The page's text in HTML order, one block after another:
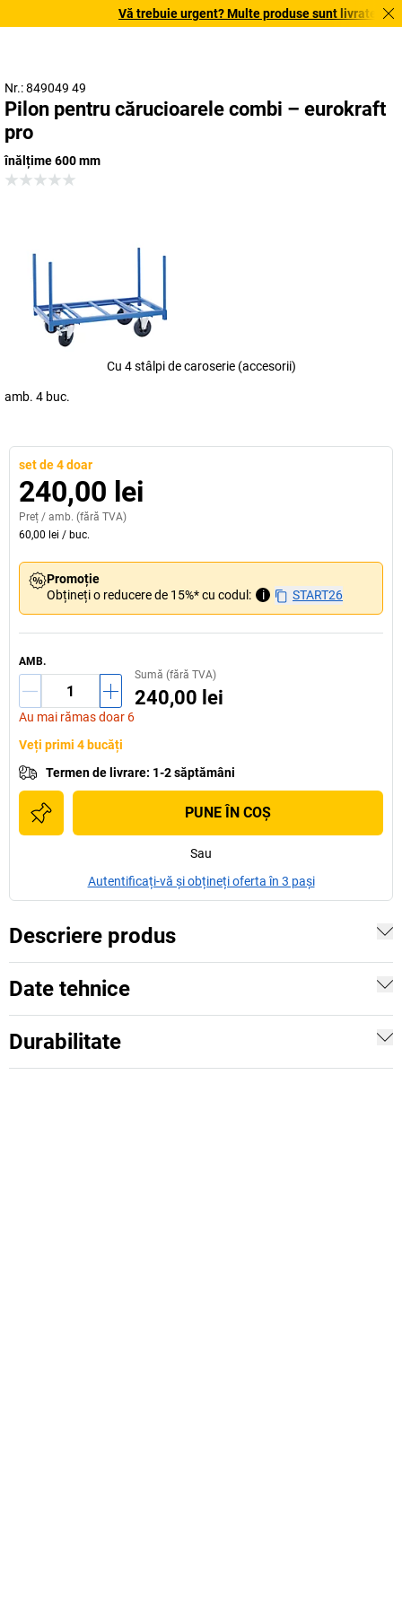
Vă trebuie urgent? Multe produse sunt livrate în
Nr.: 849049 49
Pilon pentru cărucioarele combi – eurokraft
pro
înălțime 600 mm
Cu 4 stâlpi de caroserie (accesorii)
amb. 4 buc.
set de 4 doar
240,00 lei
Preț / amb. (fără TVA)
60,00 lei / buc.
Promoție
Obțineți o reducere de 15%* cu codul:
i START26
AMB.
Au mai rămas doar 6
Sumă (fără TVA)
240,00 lei
Veți primi 4 bucăți
Termen de livrare: 1-2 săptămâni
PUNE ÎN COŞ
Sau
Autentificați-vă și obțineți oferta în 3 pași
Descriere produs
Date tehnice
Durabilitate